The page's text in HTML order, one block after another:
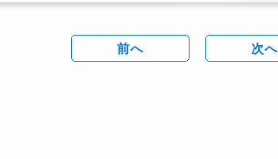
前へ 次へ